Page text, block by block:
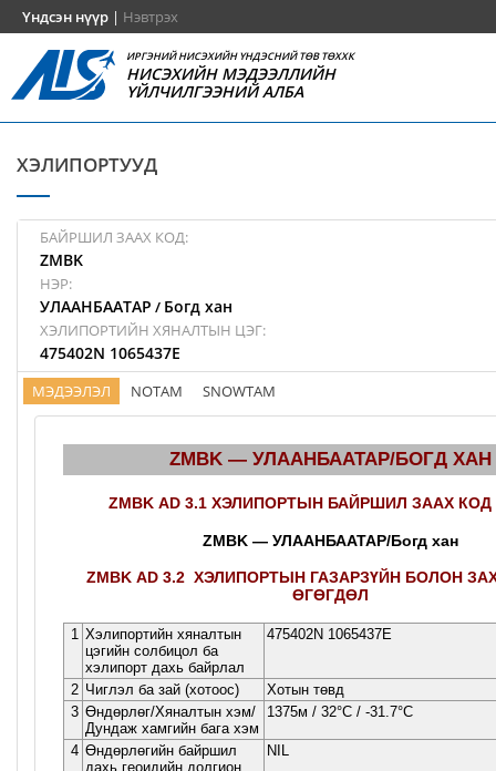
Үндсэн нүүр | Нэвтрэх
ИРГЭНИЙ НИСЭХИЙН ҮНДЭСНИЙ ТӨВ ТӨХХК
НИСЭХИЙН МЭДЭЭЛЛИЙН
ҮЙЛЧИЛГЭЭНИЙ АЛБА
ХЭЛИПОРТУУД
БАЙРШИЛ ЗААХ КОД:
ZMBK
НЭР:
УЛААНБААТАР / Богд хан
ХЭЛИПОРТИЙН ХЯНАЛТЫН ЦЭГ:
475402N 1065437E
МЭДЭЭЛЭЛ NOTAM SNOWTAM